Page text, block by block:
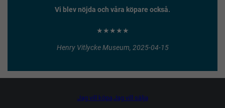
Vi blev nöjda och våra köpare också.
★★★★★
Henry Vitlycke Museum, 2025-04-15
Jag vill köpa Jag vill sälja